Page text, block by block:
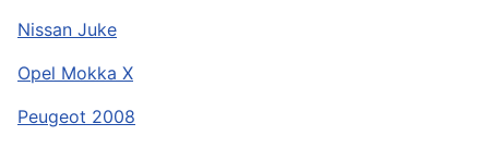
Nissan Juke
Opel Mokka X
Peugeot 2008